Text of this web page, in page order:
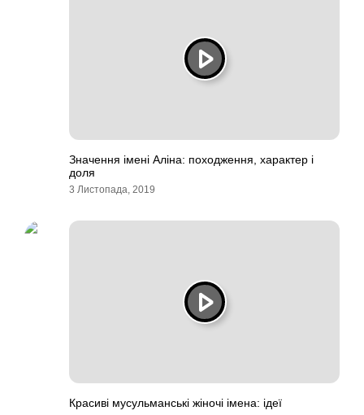
Значення імені Аліна: походження, характер і
доля
3 Листопада, 2019
Красиві мусульманські жіночі імена: ідеї